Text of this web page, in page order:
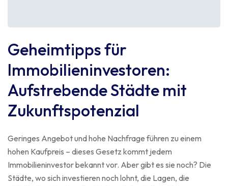
Geheimtipps für
Immobilieninvestoren:
Aufstrebende Städte mit
Zukunftspotenzial
Geringes Angebot und hohe Nachfrage führen zu einem
hohen Kaufpreis – dieses Gesetz kommt jedem
Immobilieninvestor bekannt vor. Aber gibt es sie noch? Die
Städte, wo sich investieren noch lohnt, die Lagen, die